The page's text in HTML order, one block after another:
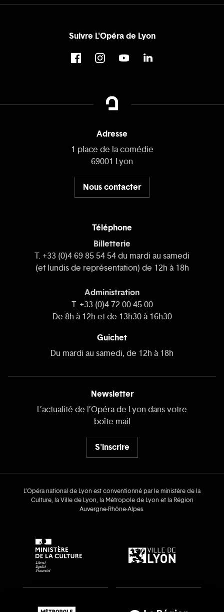
Suivre L'Opéra de Lyon
Adresse
1 place de la comédie
69001 Lyon
Nous contacter
Téléphone
Billetterie
T. +33 (0)4 69 85 54 54 du mardi au samedi
(et lundis de représentation) de 12h à 18h
Administration
T. +33 (0)4 72 00 45 00
De 8h à 12h et de 13h30 à 16h30
Guichet
Du mardi au samedi, de 12h à 18h
Newsletter
L’actualité de l’Opéra de Lyon dans votre
boîte mail
S'inscrire
L’Opéra national de Lyon est conventionné par le ministère de la
Culture, la Ville de Lyon, la Métropole de Lyon et la Région
Auvergne‑Rhône‑Alpes.